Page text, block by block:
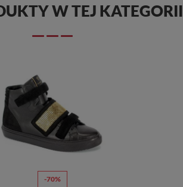
W TEJ KATEGORII
-70%